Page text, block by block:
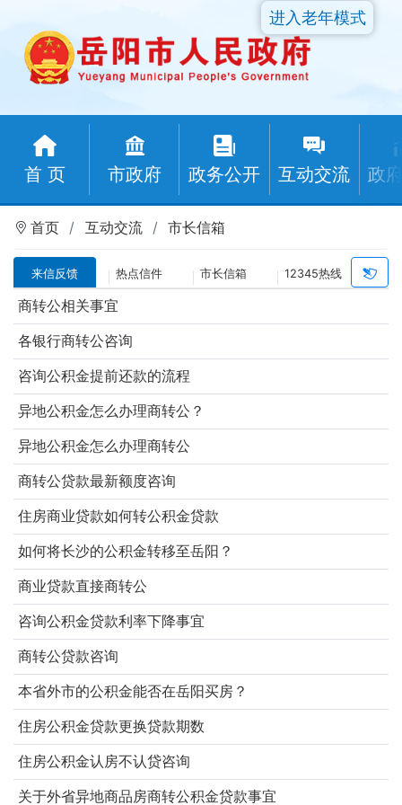
首 页 市政府 政务公开 互动交流 政
进入老年模式
首页 互动交流 市长信箱
来信反馈 热点信件 市长信箱 12345热线
商转公相关事宜
各银行商转公咨询
咨询公积金提前还款的流程
异地公积金怎么办理商转公？
异地公积金怎么办理商转公
商转公贷款最新额度咨询
住房商业贷款如何转公积金贷款
如何将长沙的公积金转移至岳阳？
商业贷款直接商转公
咨询公积金贷款利率下降事宜
商转公贷款咨询
本省外市的公积金能否在岳阳买房？
住房公积金贷款更换贷款期数
住房公积金认房不认贷咨询
关于外省异地商品房商转公积金贷款事宜